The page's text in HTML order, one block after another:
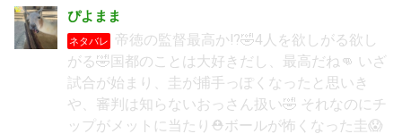
ぴよまま
ネタバレ
帝徳の監督最高か⁉️🤣4人を欲しがる欲し
がる🤣国都のことは大好きだし、最高だね👊 いざ
試合が始まり、圭が捕手っぽくなったと思いき
や、審判は知らないおっさん扱い🤣 それなのにチ
ップがメットに当たり⛑️ボールが怖くなった圭😱